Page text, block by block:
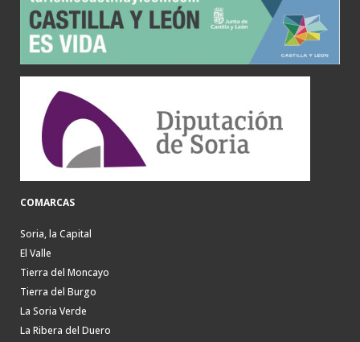
COMARCAS
Soria, la Capital
El Valle
Tierra del Moncayo
Tierra del Burgo
La Soria Verde
La Ribera del Duero